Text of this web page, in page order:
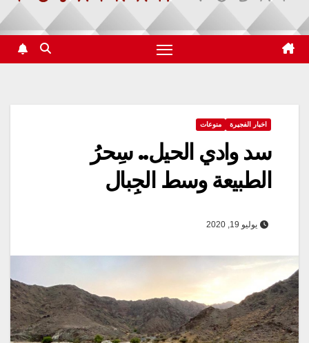
اخبار الفجيرة منوعات
سد وادي الحيل.. سِحرُ
الطبيعة وسط الجِبال
يوليو 19, 2020